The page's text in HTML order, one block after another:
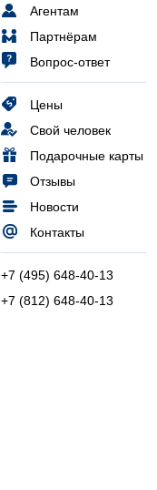
Агентам
Партнёрам
Вопрос-ответ
Цены
Свой человек
Подарочные карты
Отзывы
Новости
Контакты
+7 (495) 648-40-13
+7 (812) 648-40-13